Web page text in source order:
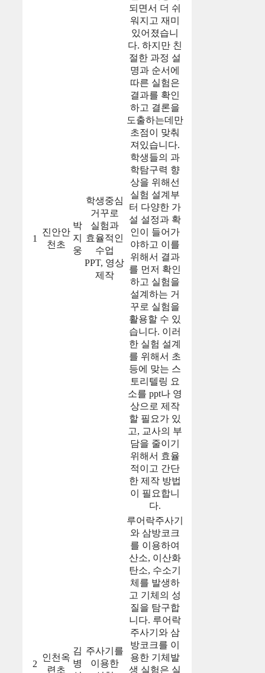
1
진안안
천초
박
지
웅
학생중심
거꾸로
실험과
효율적인
수업
PPT, 영상
제작
되면서 더 쉬
워지고 재미
있어졌습니
다. 하지만 친
절한 과정 설
명과 순서에
따른 실험은
결과를 확인
하고 결론을
도출하는데만
초점이 맞춰
져있습니다.
학생들의 과
학탐구력 향
상을 위해선
실험 설계부
터 다양한 가
설 설정과 확
인이 들어가
야하고 이를
위해서 결과
를 먼저 확인
하고 실험을
설계하는 거
꾸로 실험을
활용할 수 있
습니다. 이러
한 실험 설계
를 위해서 초
등에 맞는 스
토리텔링 요
소를 ppt나 영
상으로 제작
할 필요가 있
고, 교사의 부
담을 줄이기
위해서 효율
적이고 간단
한 제작 방법
이 필요합니
다.
2
인천옥
련초
김
병
주사기를
이용한
루어락주사기
와 삼방코크
를 이용하여
산소, 이산화
탄소, 수소기
체를 발생하
고 기체의 성
질을 탐구합
니다. 루어락
주사기와 삼
방코크를 이
용한 기체발
생 실험은 실